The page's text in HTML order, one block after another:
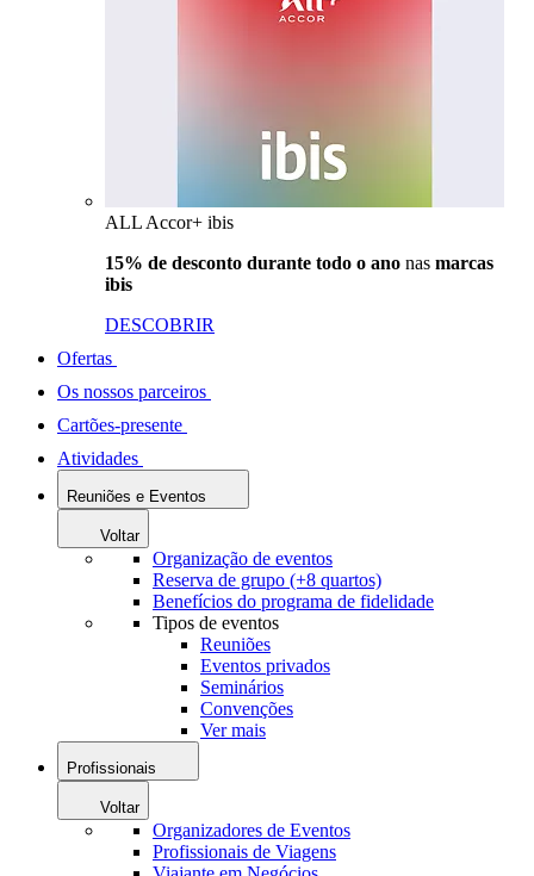
ALL Accor+ ibis
15% de desconto durante todo o ano nas marcas
ibis
DESCOBRIR
Ofertas
Os nossos parceiros
Cartões-presente
Atividades
Reuniões e Eventos
Voltar
Organização de eventos
Reserva de grupo (+8 quartos)
Benefícios do programa de fidelidade
Tipos de eventos
Reuniões
Eventos privados
Seminários
Convenções
Ver mais
Profissionais
Voltar
Organizadores de Eventos
Profissionais de Viagens